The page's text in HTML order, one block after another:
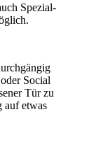
Spezial-
Social
Tür zu
auf etwas